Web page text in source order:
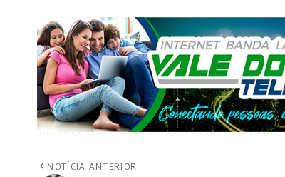
NOTÍCIA ANTERIOR